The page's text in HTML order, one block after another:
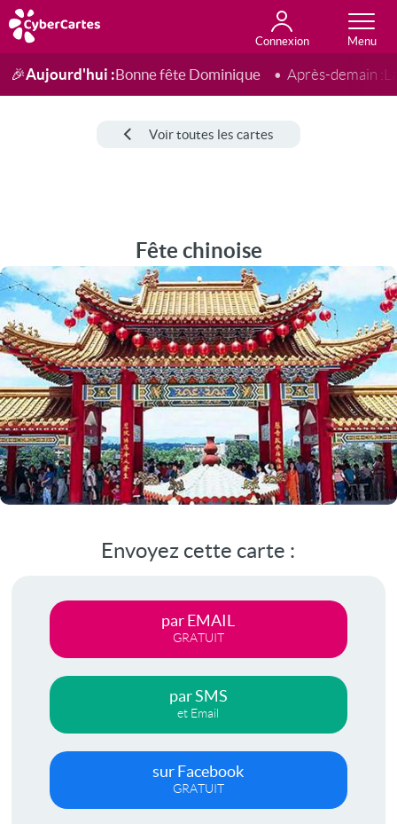
Connexion
Anniversaire
Fête du jour
Amour
Amitié
Merci
Toutes les cartes
🎉Aujourd'hui :Bonne fête Dominique Après-demain :
Voir toutes les cartes
Fête chinoise
Envoyez cette carte :
par EMAIL
GRATUIT
par SMS
et Email
sur Facebook
GRATUIT